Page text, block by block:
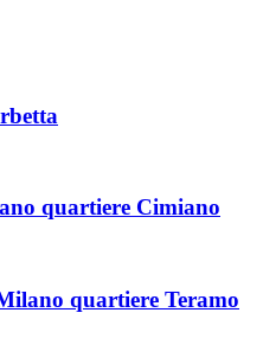
quartiere Cimiano
quartiere Teramo